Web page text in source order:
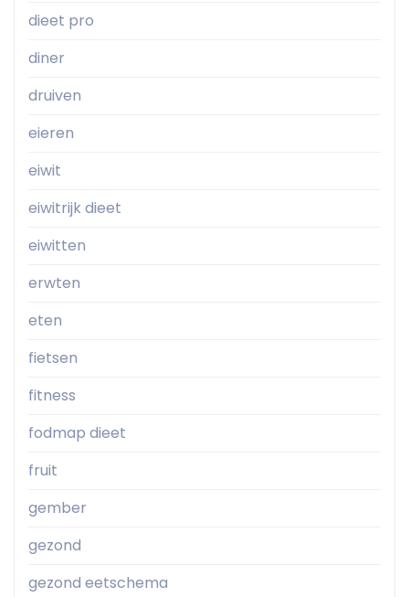
dieet pro
diner
druiven
eieren
eiwit
eiwitrijk dieet
eiwitten
erwten
eten
fietsen
fitness
fodmap dieet
fruit
gember
gezond
gezond eetschema